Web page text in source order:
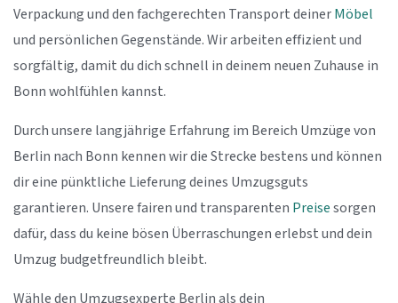
Verpackung und den fachgerechten Transport deinerMöbel
und persönlichen Gegenstände. Wir arbeiten effizient und
sorgfältig, damit du dich schnell in deinem neuen Zuhause in
Bonn wohlfühlen kannst.
Durch unsere langjährige Erfahrung im Bereich Umzüge von
Berlin nach Bonn kennen wir die Strecke bestens und können
dir eine pünktliche Lieferung deines Umzugsguts
garantieren. Unsere fairen und transparenten Preisesorgen
dafür, dass du keine bösen Überraschungen erlebst und dein
Umzug budgetfreundlich bleibt.
Wähle den Umzugsexperte Berlin als dein